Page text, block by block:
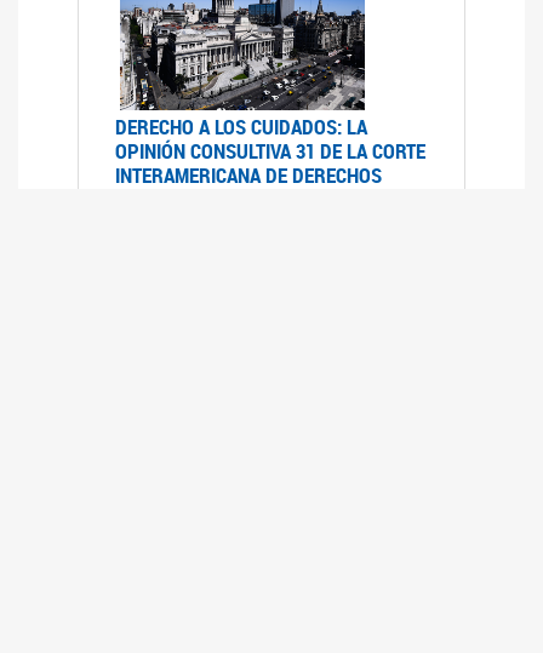
DERECHO A LOS CUIDADOS: LA
OPINIÓN CONSULTIVA 31 DE LA CORTE
INTERAMERICANA DE DERECHOS